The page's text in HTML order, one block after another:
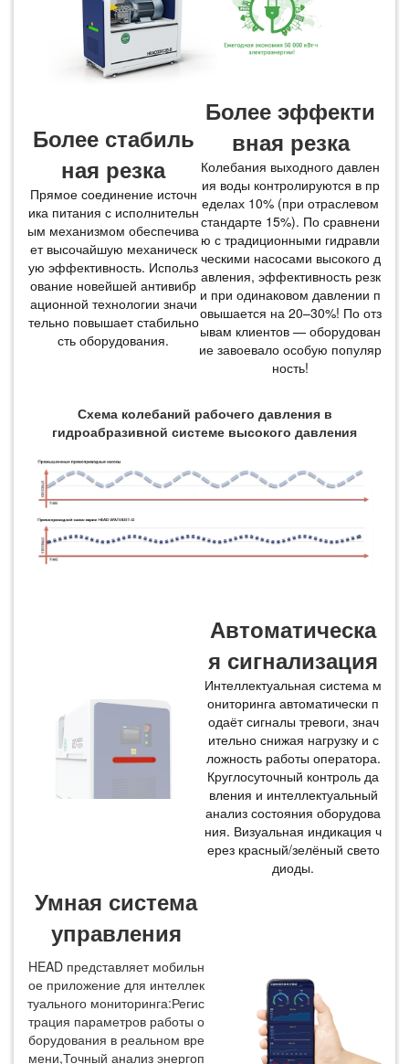
Более стабиль
ная резка
Прямое соединение источн
ика питания с исполнительн
ым механизмом обеспечива
ет высочайшую механическ
ую эффективность. Использ
ование новейшей антивибр
ационной технологии значи
тельно повышает стабильно
сть оборудования.
Более эффекти
вная резка
Колебания выходного давлен
ия воды контролируются в пр
еделах 10% (при отраслевом
стандарте 15%). По сравнени
ю с традиционными гидравли
ческими насосами высокого д
авления, эффективность резк
и при одинаковом давлении п
овышается на 20–30%! По отз
ывам клиентов — оборудован
ие завоевало особую популяр
ность!
Схема колебаний рабочего давления в
гидроабразивной системе высокого давления
Автоматическа
я сигнализация
Интеллектуальная система м
ониторинга автоматически п
одаёт сигналы тревоги, знач
ительно снижая нагрузку и с
ложность работы оператора.
Круглосуточный контроль да
вления и интеллектуальный
анализ состояния оборудова
ния. Визуальная индикация ч
ерез красный/зелёный свето
диоды.
Умная система
управления
HEAD представляет мобильн
ое приложение для интеллек
туального мониторинга:Регис
трация параметров работы о
борудования в реальном вре
мени,Точный анализ энергоп